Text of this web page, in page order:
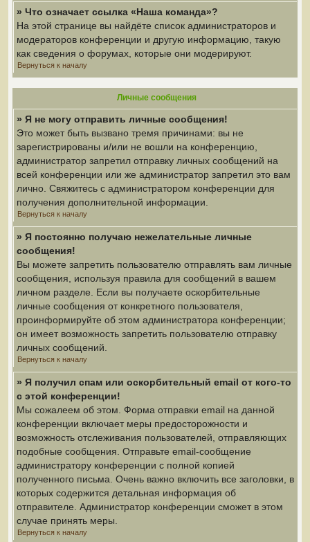
» Что означает ссылка «Наша команда»?
На этой странице вы найдёте список администраторов и
модераторов конференции и другую информацию, такую
как сведения о форумах, которые они модерируют.
Вернуться к началу
Личные сообщения
» Я не могу отправить личные сообщения!
Это может быть вызвано тремя причинами: вы не
зарегистрированы и/или не вошли на конференцию,
администратор запретил отправку личных сообщений на
всей конференции или же администратор запретил это вам
лично. Свяжитесь с администратором конференции для
получения дополнительной информации.
Вернуться к началу
» Я постоянно получаю нежелательные личные
сообщения!
Вы можете запретить пользователю отправлять вам личные
сообщения, используя правила для сообщений в вашем
личном разделе. Если вы получаете оскорбительные
личные сообщения от конкретного пользователя,
проинформируйте об этом администратора конференции;
он имеет возможность запретить пользователю отправку
личных сообщений.
Вернуться к началу
» Я получил спам или оскорбительный email от кого-то
с этой конференции!
Мы сожалеем об этом. Форма отправки email на данной
конференции включает меры предосторожности и
возможность отслеживания пользователей, отправляющих
подобные сообщения. Отправьте email-сообщение
администратору конференции с полной копией
полученного письма. Очень важно включить все заголовки, в
которых содержится детальная информация об
отправителе. Администратор конференции сможет в этом
случае принять меры.
Вернуться к началу